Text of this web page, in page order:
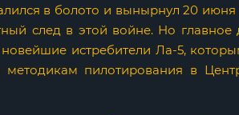
в болото и вынырнул 20 июня
след в этой войне. Но главное
истребители Ла-5,
пилотирования в